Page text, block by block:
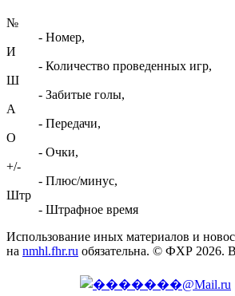
№
- Номер,
И
- Количество проведенных игр,
Ш
- Забитые голы,
А
- Передачи,
О
- Очки,
+/-
- Плюс/минус,
Штр
- Штрафное время
Использование иных материалов и
на nmhl.fhr.ru обязательна. © ФХР 2026.